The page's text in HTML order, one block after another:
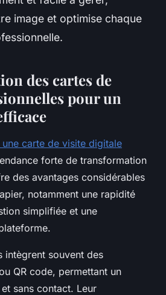
image et optimise chaque
des cartes de
pour un
une carte de visite digitale
forte de transformation
des avantages considérables
notamment une rapidité
simplifiée et une
intègrent souvent des
QR code, permettant un
sans contact. Leur